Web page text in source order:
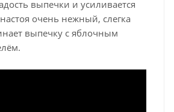
выпечки и усиливается
очень нежный, слегка
выпечку с яблочным